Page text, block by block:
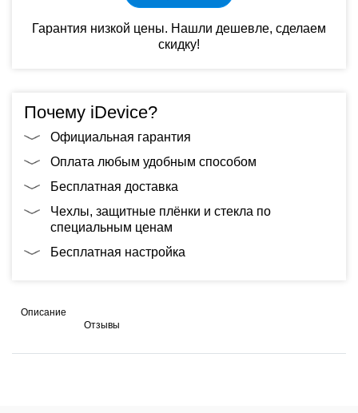
Гарантия низкой цены. Нашли дешевле, сделаем
скидку!
Почему iDevice?
Официальная гарантия
Оплата любым удобным способом
Бесплатная доставка
Чехлы, защитные плёнки и стекла по
специальным ценам
Бесплатная настройка
Описание
Отзывы